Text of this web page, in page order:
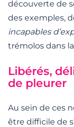
découverte de
des exemples,
incapables
trémolos dans
Libérés,
de pleurer
Au sein de ces
être difficile de